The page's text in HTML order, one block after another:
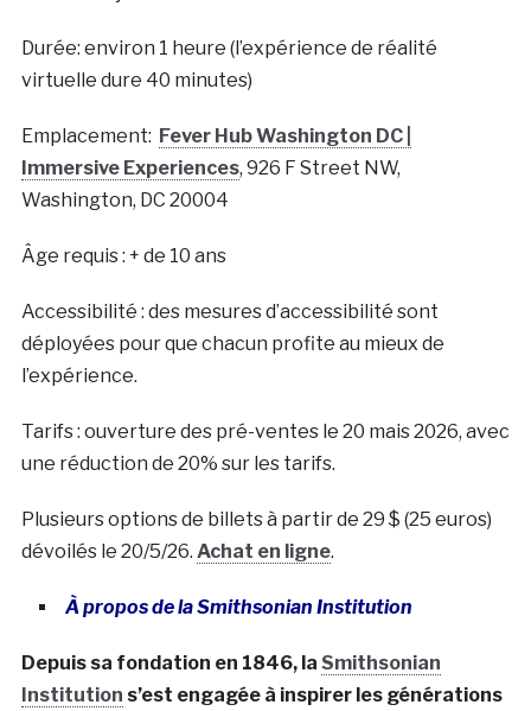
Durée: environ 1 heure (l’expérience de réalité
virtuelle dure 40 minutes)
Emplacement: Fever Hub Washington DC |
Immersive Experiences, 926 F Street NW,
Washington, DC 20004
Âge requis : + de 10 ans
Accessibilité : des mesures d’accessibilité sont
déployées pour que chacun profite au mieux de
l’expérience.
Tarifs : ouverture des pré-ventes le 20 mais 2026, avec
une réduction de 20% sur les tarifs.
Plusieurs options de billets à partir de 29 $ (25 euros)
dévoilés le 20/5/26. Achat en ligne.
À propos de la Smithsonian Institution
Depuis sa fondation en 1846, la Smithsonian
Institution s’est engagée à inspirer les générations